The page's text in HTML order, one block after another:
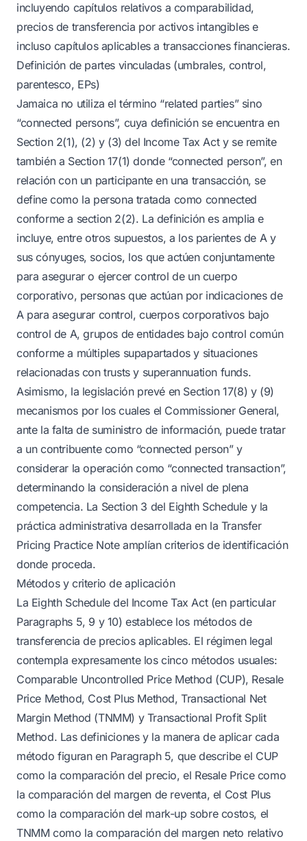
incluyendo capítulos relativos a comparabilidad,
precios de transferencia por activos intangibles e
incluso capítulos aplicables a transacciones financieras.
Definición de partes vinculadas (umbrales, control,
parentesco, EPs)
Jamaica no utiliza el término “related parties” sino
“connected persons”, cuya definición se encuentra en
Section 2(1), (2) y (3) del Income Tax Act y se remite
también a Section 17(1) donde “connected person”, en
relación con un participante en una transacción, se
define como la persona tratada como connected
conforme a section 2(2). La definición es amplia e
incluye, entre otros supuestos, a los parientes de A y
sus cónyuges, socios, los que actúen conjuntamente
para asegurar o ejercer control de un cuerpo
corporativo, personas que actúan por indicaciones de
A para asegurar control, cuerpos corporativos bajo
control de A, grupos de entidades bajo control común
conforme a múltiples supapartados y situaciones
relacionadas con trusts y superannuation funds.
Asimismo, la legislación prevé en Section 17(8) y (9)
mecanismos por los cuales el Commissioner General,
ante la falta de suministro de información, puede tratar
a un contribuente como “connected person” y
considerar la operación como “connected transaction”,
determinando la consideración a nivel de plena
competencia. La Section 3 del Eighth Schedule y la
práctica administrativa desarrollada en la Transfer
Pricing Practice Note amplían criterios de identificación
donde proceda.
Métodos y criterio de aplicación
La Eighth Schedule del Income Tax Act (en particular
Paragraphs 5, 9 y 10) establece los métodos de
transferencia de precios aplicables. El régimen legal
contempla expresamente los cinco métodos usuales:
Comparable Uncontrolled Price Method (CUP), Resale
Price Method, Cost Plus Method, Transactional Net
Margin Method (TNMM) y Transactional Profit Split
Method. Las definiciones y la manera de aplicar cada
método figuran en Paragraph 5, que describe el CUP
como la comparación del precio, el Resale Price como
la comparación del margen de reventa, el Cost Plus
como la comparación del mark-up sobre costos, el
TNMM como la comparación del margen neto relativo